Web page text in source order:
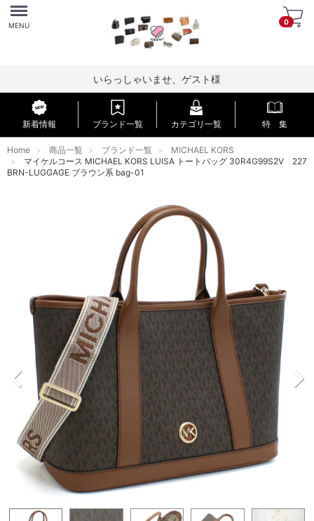
Menu
MENU 0
いらっしゃいませ、ゲスト様
新着情報 ブランド一覧 カテゴリ一覧 特 集
Home 商品一覧 ブランド一覧
MICHAEL KORS
マイケルコース MICHAEL KORS LUISA トートバッグ 30R4G99S2V 227
BRN-LUGGAGE ブラウン系 bag-01